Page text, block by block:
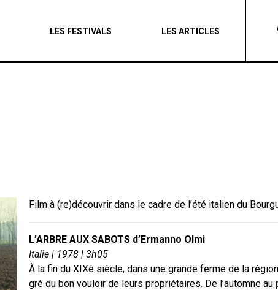
LES FESTIVALS LES ARTICLES
Film à (re)découvrir dans le cadre de l’été italien du
L’ARBRE AUX SABOTS d’Ermanno Olmi
Italie | 1978 | 3h05
À la fin du XIXè siècle, dans une grande ferme de la
gré du bon vouloir de leurs propriétaires. De l’automne